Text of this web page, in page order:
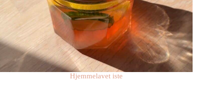
Hjemmelavet iste